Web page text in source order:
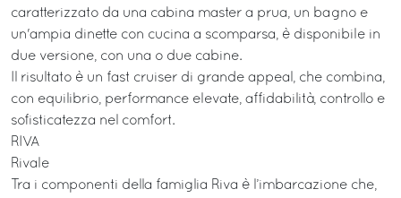
caratterizzato da una cabina master a prua, un bagno e
un'ampia dinette con cucina a scomparsa, è disponibile in
due versione, con una o due cabine.
Il risultato è un fast cruiser di grande appeal, che combina,
con equilibrio, performance elevate, affidabilità, controllo e
sofisticatezza nel comfort.
RIVA
Rivale
Tra i componenti della famiglia Riva è l’imbarcazione che,